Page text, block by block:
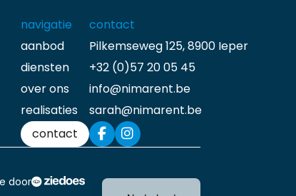
navigatie
aanbod
diensten
over ons
realisaties
contact
contact
Pilkemseweg 125, 8900 Ieper
+32 (0)57 20 05 45
info@nimarent.be
sarah@nimarent.be
door